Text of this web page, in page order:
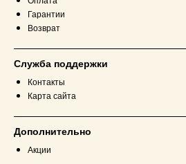
Гарантии
Возврат
Служба поддержки
Контакты
Карта сайта
Дополнительно
Акции